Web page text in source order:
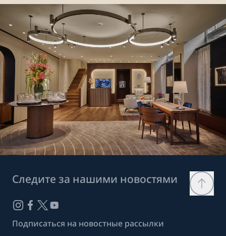
Следите за нашими новостями
Подписаться на новостные рассылки